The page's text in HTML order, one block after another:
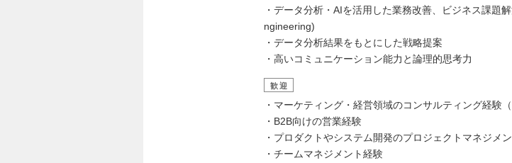
・データ分析・AIを活用した業務改善、ビジネス課題
ngineering)
・データ分析結果をもとにした戦略提案
・高いコミュニケーション能力と論理的思考力
歓迎
・マーケティング・経営領域のコンサルティング経験（
・B2B向けの営業経験
・プロダクトやシステム開発のプロジェクトマネジメ
・チームマネジメント経験